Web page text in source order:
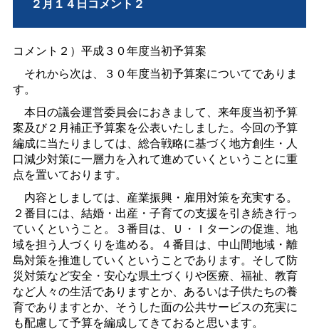
２月１４日コメント２
コメント２）平成３０年度当初予算案
それから次は、３０年度当初予算案についてでありま
す。
本日の議会運営委員会におきまして、来年度当初予算
案及び２月補正予算案を公表いたしました。今回の予算
編成に当たりましては、総合戦略に基づく地方創生・人
口減少対策に一層力を入れて進めていくということに重
点を置いております。
内容としましては、産業振興・雇用対策を充実する。
２番目には、結婚・出産・子育ての支援を引き続き行っ
ていくということ。３番目は、Ｕ・Ｉターンの促進、地
域を担う人づくりを進める。４番目は、中山間地域・離
島対策を推進していくということであります。そして防
災対策など安全・安心な県土づくりや医療、福祉、教育
など人々の生活でありますとか、あるいは子供たちの養
育でありますとか、そうした面の公共サービスの充実に
も配慮して予算を編成してきておると思います。